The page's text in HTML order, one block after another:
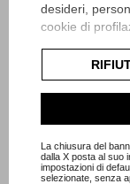
desideri,
cookie di
dell'utente e,
per
informazioni su
Consulta
La chiusura del
dalla X posta al suo
impostazioni di
selezionate, senza
Rolex
Vintage
Daytona
Referenza
Prezzo